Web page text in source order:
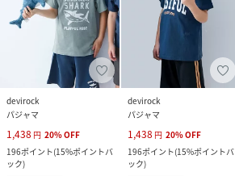
devirock
パジャマ
1,438 円 20%OFF
196ポイント(15%ポイントバ
ック)
devirock
パジャマ
1,438 円 20%OFF
196ポイント(15%ポイントバ
ック)